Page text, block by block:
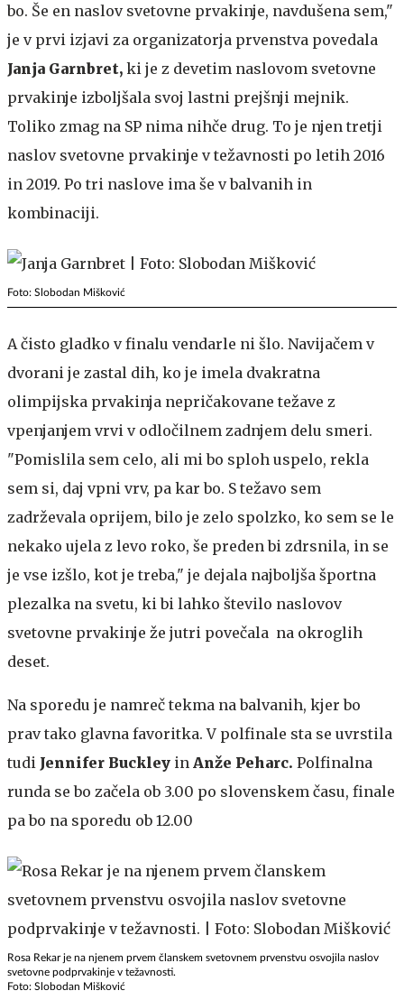
bo. Še en naslov svetovne prvakinje, navdušena sem,"
je v prvi izjavi za organizatorja prvenstva povedala
Janja Garnbret, ki je z devetim naslovom svetovne
prvakinje izboljšala svoj lastni prejšnji mejnik.
Toliko zmag na SP nima nihče drug. To je njen tretji
naslov svetovne prvakinje v težavnosti po letih 2016
in 2019. Po tri naslove ima še v balvanih in
kombinaciji.
Foto: Slobodan Mišković
A čisto gladko v finalu vendarle ni šlo. Navijačem v
dvorani je zastal dih, ko je imela dvakratna
olimpijska prvakinja nepričakovane težave z
vpenjanjem vrvi v odločilnem zadnjem delu smeri.
"Pomislila sem celo, ali mi bo sploh uspelo, rekla
sem si, daj vpni vrv, pa kar bo. S težavo sem
zadrževala oprijem, bilo je zelo spolzko, ko sem se le
nekako ujela z levo roko, še preden bi zdrsnila, in se
je vse izšlo, kot je treba," je dejala najboljša športna
plezalka na svetu, ki bi lahko število naslovov
svetovne prvakinje že jutri povečala na okroglih
deset.
Na sporedu je namreč tekma na balvanih, kjer bo
prav tako glavna favoritka. V polfinale sta se uvrstila
tudi Jennifer Buckley in Anže Peharc. Polfinalna
runda se bo začela ob 3.00 po slovenskem času, finale
pa bo na sporedu ob 12.00
Rosa Rekar je na njenem prvem članskem svetovnem prvenstvu osvojila naslov
svetovne podprvakinje v težavnosti.
Foto: Slobodan Mišković